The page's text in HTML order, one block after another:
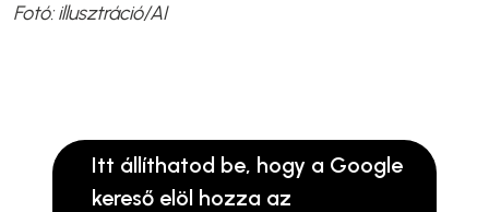
Fotó: illusztráció/AI
Itt állíthatod be, hogy a Google
kereső elöl hozza az